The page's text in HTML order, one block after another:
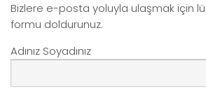
Bizlere e-posta yoluyla ulaşmak için
formu doldurunuz.
Adınız Soyadınız